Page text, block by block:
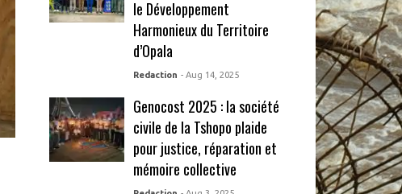
le Développement
Harmonieux du Territoire
d’Opala
Redaction - Aug 14, 2025
Genocost 2025 : la société
civile de la Tshopo plaide
pour justice, réparation et
mémoire collective